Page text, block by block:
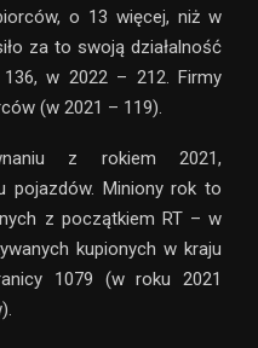
o 13 więcej, niż w
za to swoją działalność
w 2022 – 212. Firmy
(w 2021 – 119).
z rokiem 2021,
pojazdów. Miniony rok to
z początkiem RT – w
kupionych w kraju
1079 (w roku 2021